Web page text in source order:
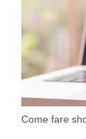
Come fare